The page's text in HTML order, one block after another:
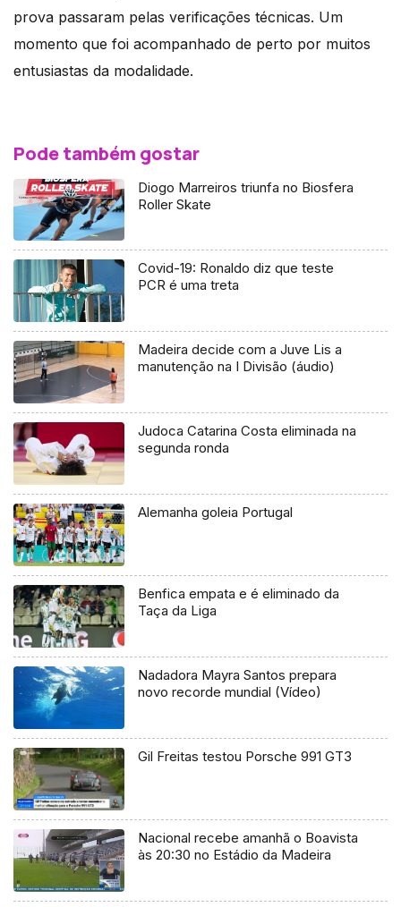
prova passaram pelas verificações técnicas. Um
momento que foi acompanhado de perto por muitos
entusiastas da modalidade.
Pode também gostar
Diogo Marreiros triunfa no Biosfera
Roller Skate
Covid-19: Ronaldo diz que teste
PCR é uma treta
Madeira decide com a Juve Lis a
manutenção na I Divisão (áudio)
Judoca Catarina Costa eliminada na
segunda ronda
Alemanha goleia Portugal
Benfica empata e é eliminado da
Taça da Liga
Nadadora Mayra Santos prepara
novo recorde mundial (Vídeo)
Gil Freitas testou Porsche 991 GT3
Nacional recebe amanhã o Boavista
às 20:30 no Estádio da Madeira